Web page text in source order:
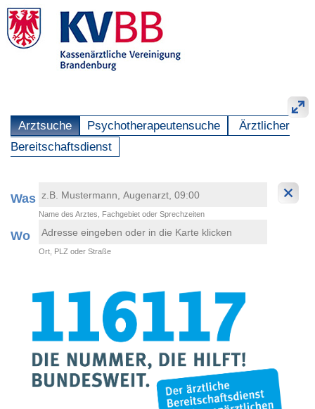
Arztsuche Psychotherapeutensuche
Ärztlicher
Bereitschaftsdienst
Was
Name des Arztes, Fachgebiet oder Sprechzeiten
Wo
Ort, PLZ oder Straße